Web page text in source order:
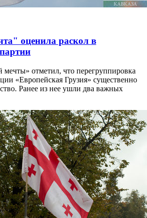
оценила раскол в
мечты» отметил, что перегруппировка
«Европейская Грузия» существенно
Ранее из нее ушли два важных